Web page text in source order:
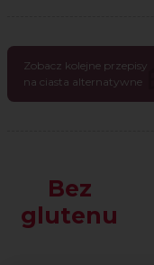
Zobacz kolejne przepisy
na ciasta alternatywne
Bez
glutenu